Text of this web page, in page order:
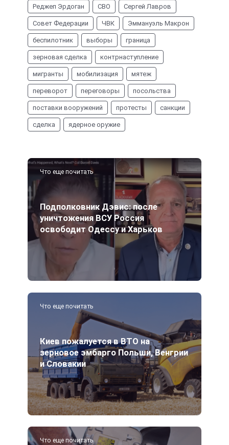
Реджеп Эрдоган СВО Сергей Лавров
Совет Федерации ЧВК Эммануэль Макрон
беспилотник выборы граница
зерновая сделка контрнаступление
мигранты мобилизация мятеж
переворот переговоры посольства
поставки вооружений протесты санкции
сделка ядерное оружие
Что еще почитать
Подполковник Дэвис: после
уничтожения ВСУ Россия
освободит Одессу и Харьков
Что еще почитать
Киев пожалуется в ВТО на
зерновое эмбарго Польши, Венгрии
и Словакии
Что еще почитать